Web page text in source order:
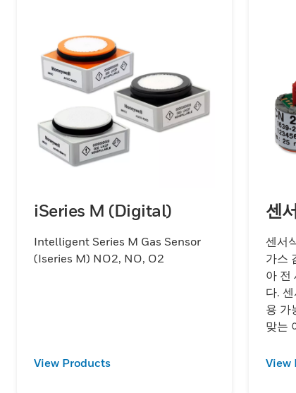
iSeries M (Digital)
Intelligent Series M Gas Sensor
(Iseries M) NO2, NO, O2
View Products
센
센서
가스
아 전
다.
용 가
맞는
View